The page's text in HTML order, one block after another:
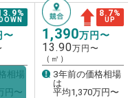
%
DOWN
〜
相場
円〜
8.7%
UP
1,390万円〜
13.90万円〜
（㎡）
3年前の価格相場
は
平均1,370万円〜